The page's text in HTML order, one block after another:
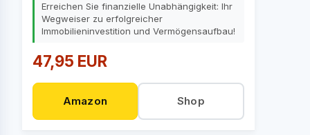
Erreichen Sie finanzielle Unabhängigkeit: Ihr
Wegweiser zu erfolgreicher
Immobilieninvestition und Vermögensaufbau!
47,95 EUR
Amazon Shop